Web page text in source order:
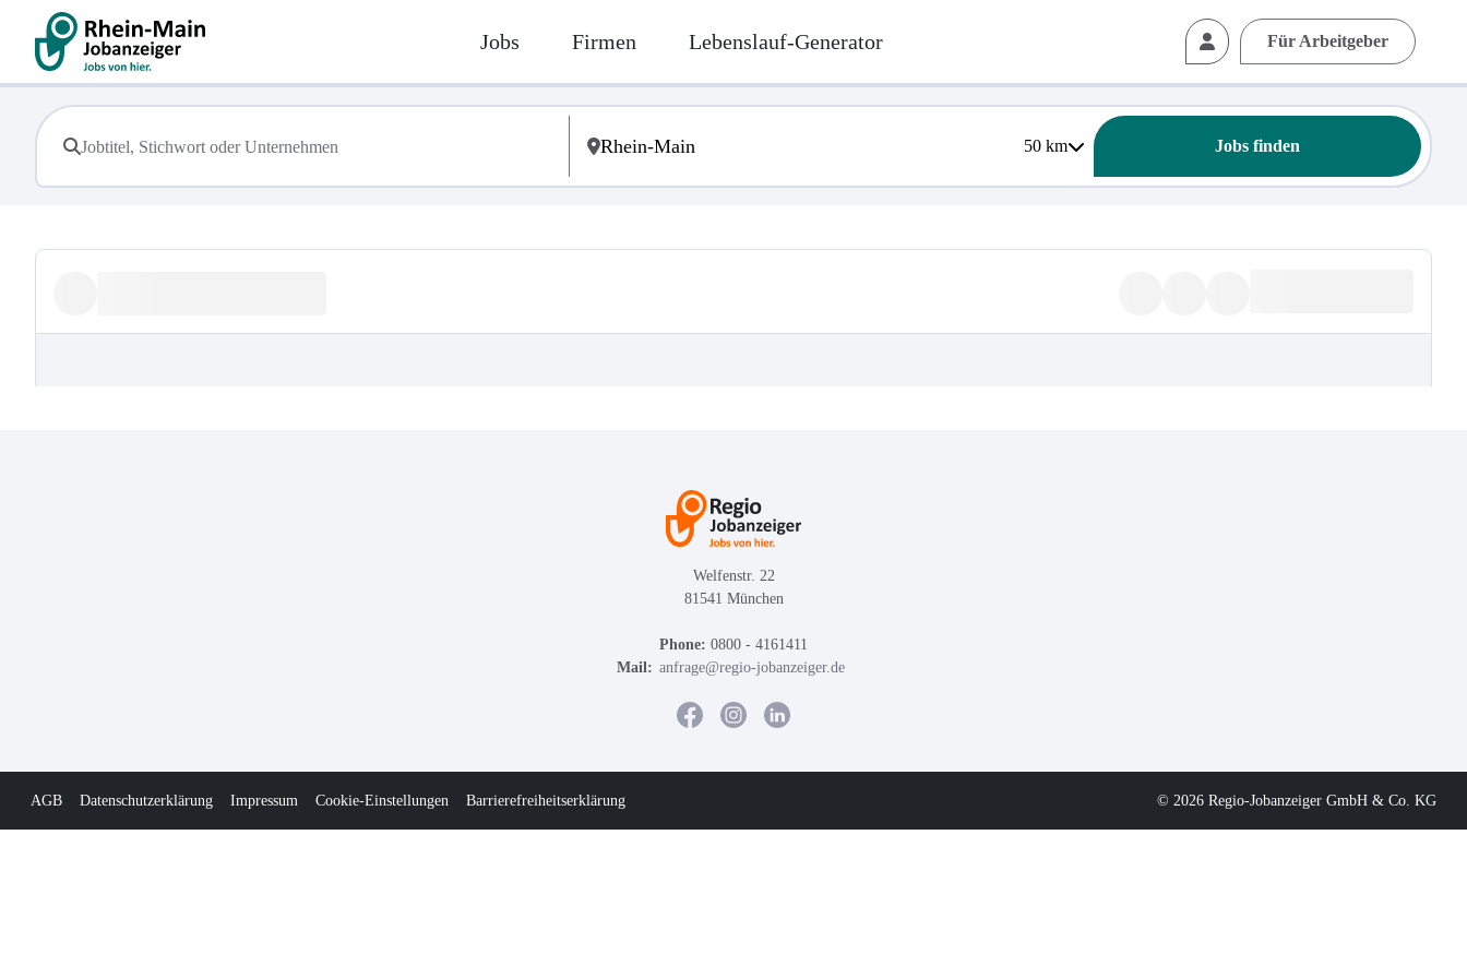
Jobs Firmen Lebenslauf-Generator Für Arbeitgeber
50km Jobs finden
Welfenstr. 22
81541 München
Phone: 0800 - 4161411
Mail: anfrage@regio-jobanzeiger.de
AGB Datenschutzerklärung Impressum Cookie-Einstellungen Barrierefreiheitserklärung © 2026 Regio-Jobanzeiger GmbH & Co. KG